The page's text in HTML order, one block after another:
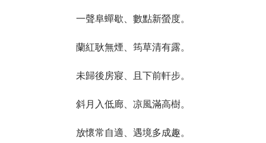
一聲阜蟬歇、數點新螢度。
蘭紅耿無煙、筠草清有露。
未歸後房寢、且下前軒步。
斜月入低廊、凉風滿高樹。
放懷常自適、遇境多成趣。